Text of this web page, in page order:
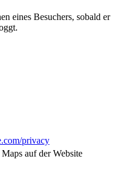
eines Besuchers, sobald er
privacy
auf der Website